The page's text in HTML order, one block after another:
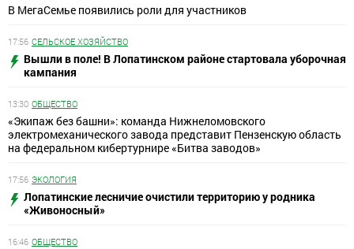
В МегаСемье появились роли для участников
17:56 СЕЛЬСКОЕ ХОЗЯЙСТВО
Вышли в поле! В Лопатинском районе стартовала уборочная
кампания
13:30 ОБЩЕСТВО
«Экипаж без башни»: команда Нижнеломовского
электромеханического завода представит Пензенскую область
на федеральном кибертурнире «Битва заводов»
17:56 ЭКОЛОГИЯ
Лопатинские лесничие очистили территорию у родника
«Живоносный»
16:46 ОБЩЕСТВО